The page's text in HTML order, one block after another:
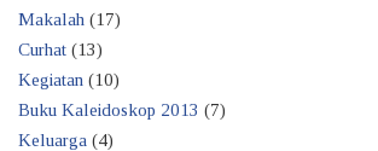
Makalah (17)
Curhat (13)
Kegiatan (10)
Buku Kaleidoskop 2013 (7)
Keluarga (4)